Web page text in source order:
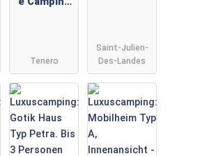
Magnolia
Deluxe auf
Campofelic
e Camping
Village
Tenero
Camping
Village de
La
Guyonniere
Saint-Julien-
Des-Landes